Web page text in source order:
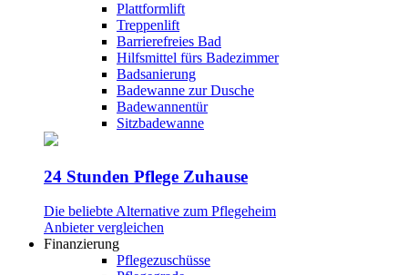
Plattformlift
Treppenlift
Barrierefreies Bad
Hilfsmittel fürs Badezimmer
Badsanierung
Badewanne zur Dusche
Badewannentür
Sitzbadewanne
24 Stunden Pflege Zuhause
Die beliebte Alternative zum Pflegeheim
Anbieter vergleichen
Finanzierung
Pflegezuschüsse